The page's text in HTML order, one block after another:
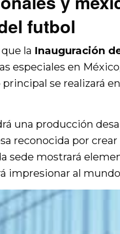
futbol
la Inauguración
especiales en
se realizará
una producción
reconocida por
sede mostrará
impresionar al